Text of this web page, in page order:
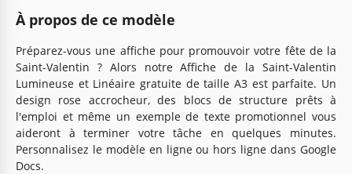
À propos de ce modèle
Préparez-vous une affiche pour promouvoir votre fête de la
Saint-Valentin ? Alors notre Affiche de la Saint-Valentin
Lumineuse et Linéaire gratuite de taille A3 est parfaite. Un
design rose accrocheur, des blocs de structure prêts à
l'emploi et même un exemple de texte promotionnel vous
aideront à terminer votre tâche en quelques minutes.
Personnalisez le modèle en ligne ou hors ligne dans Google
Docs.